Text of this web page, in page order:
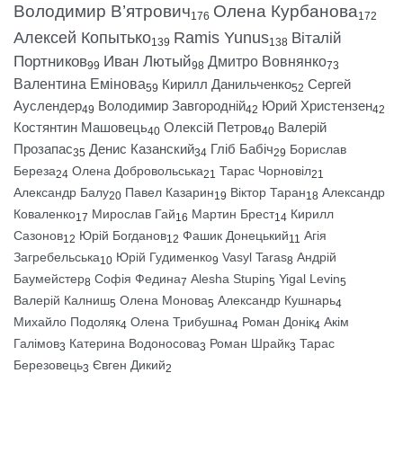
Володимир В’ятрович176 Олена Курбанова172
Алексей Копытько139 Ramis Yunus138 Віталій
Портников99 Иван Лютый98 Дмитро Вовнянко73
Валентина Емінова59 Кирилл Данильченко52 Сергей
Ауслендер49 Володимир Завгородній42 Юрий Христензен42
Костянтин Машовець40 Олексій Петров40 Валерій
Прозапас35 Денис Казанский34 Гліб Бабіч29 Борислав
Береза24 Олена Добровольська21 Тарас Чорновіл21
Александр Балу20 Павел Казарин19 Віктор Таран18 Александр
Коваленко17 Мирослав Гай16 Мартин Брест14 Кирилл
Сазонов12 Юрій Богданов12 Фашик Донецький11 Агія
Загребельська10 Юрій Гудименко9 Vasyl Taras8 Андрій
Баумейстер8 Софія Федина7 Alesha Stupin5 Yigal Levin5
Валерій Калниш5 Олена Монова5 Александр Кушнарь4
Михайло Подоляк4 Олена Трибушна4 Роман Донік4 Акім
Галімов3 Катерина Водоносова3 Роман Шрайк3 Тарас
Березовець3 Євген Дикий2